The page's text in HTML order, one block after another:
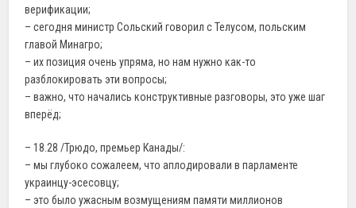
верификации;
– сегодня министр Сольский говорил с Телусом, польским
главой Минагро;
– их позиция очень упряма, но нам нужно как-то
разблокировать эти вопросы;
– важно, что начались конструктивные разговоры, это уже шаг
вперёд;
– 18.28 /Трюдо, премьер Канады/:
– мы глубоко сожалеем, что аплодировали в парламенте
украинцу-эсесовцу;
– это было ужасным возмущениям памяти миллионов